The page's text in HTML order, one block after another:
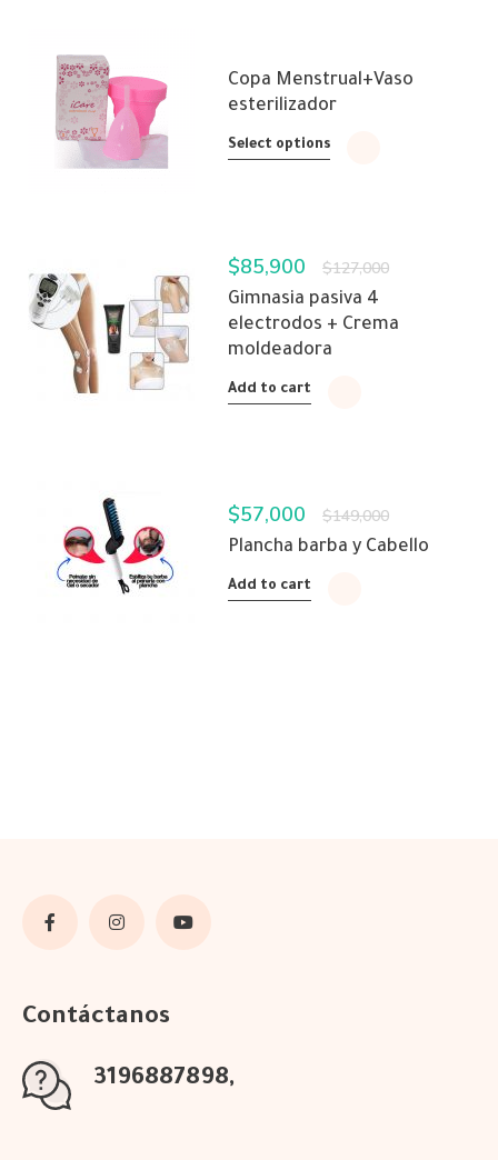
Copa Menstrual+Vaso
esterilizador
Select options
$85,900 $127,000
Gimnasia pasiva 4
electrodos + Crema
moldeadora
Add to cart
$57,000 $149,000
Plancha barba y Cabello
Add to cart
Contáctanos
3196887898